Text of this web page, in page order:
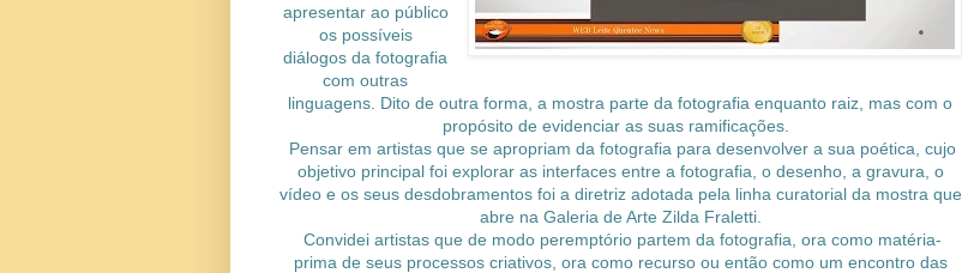
apresentar ao público
os possíveis
diálogos da fotografia
com outras
linguagens. Dito de outra forma, a mostra parte da fotografia enquanto raiz, mas com o
propósito de evidenciar as suas ramificações.
Pensar em artistas que se apropriam da fotografia para desenvolver a sua poética, cujo
objetivo principal foi explorar as interfaces entre a fotografia, o desenho, a gravura, o
vídeo e os seus desdobramentos foi a diretriz adotada pela linha curatorial da mostra que
abre na Galeria de Arte Zilda Fraletti.
Convidei artistas que de modo peremptório partem da fotografia, ora como matéria-
prima de seus processos criativos, ora como recurso ou então como um encontro das